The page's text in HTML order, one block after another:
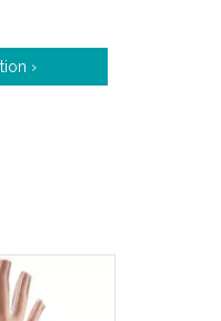
plaies
›